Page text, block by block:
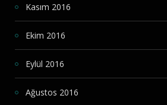
Kasım 2016
Ekim 2016
Eylül 2016
Ağustos 2016